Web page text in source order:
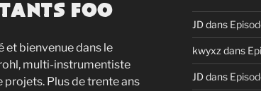
Foo
et bienvenue dans le
multi-instrumentiste
Plus de trente ans
JDdans
kwyxz dans
JDdans